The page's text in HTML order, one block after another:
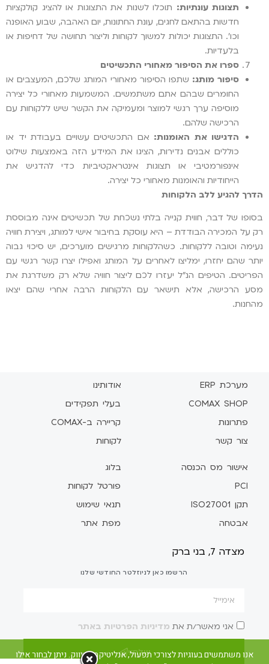
תצוגות עונתיות: תוכלו לשנות את התצוגות או להציג קולקציות
חדשות בהתאם לחגים, עונת החתונות, יום האהבה, שבוע האופנה
וכו'. התצוגות יכולות למשוך לקוחות וליצור תחושה של דחיפות או
בלעדיות.
ספרו את הסיפור מאחורי התכשיטים
סיפור מותג: שתפו הסיפור מאחורי המותג שלכם, המעצבים או
החומרים שבהם אתם משתמשים. המשמעות מאחורי כל יצירה
מוסיפה ערך רגשי למוצר ומעמיקה את הקשר שיש ללקוחות עם
הרכישה שלהם.
הדגישו את האומנות: אם התכשיטים עשויים בעבודת יד או
כוללים אבנים נדירות, הציגו את המידע הזה באמצעות שילוט
אינפורמטיבי או תצוגות אינטראקטיביות כדי להדגיש את
הייחודיות והאומנות מאחורי כל יצירה.
הדרך להגיע ללב הלקוחות
בסופו של דבר, חווית קנייה בלתי נשכחת של תכשיטים אינה מבוססת
רק על המכירה הבודדת – היא עוסקת בחיבור אישי למותג, ויצירת חוויה
נעימה וטובה ללקוחות. כשהלקוחות מרגישים מוערכים, יש סיכוי גבוה
יותר שהם יחזרו, ימליצו לאחרים על המותג ואפילו יצרו קשר רגשי עם
הפריטים. הטיפים הנ"ל יעזרו לכם ליצור חוויה שלא רק משדרגת את
מסע הרכישה, אלא תישאר עם הלקוחות הרבה אחרי שהם יצאו
מהחנות.
מערכת ERP
COMAX SHOP
פתרונות
צור קשר
אודותינו
בעלי תפקידים
קריירה ב-COMAX
לקוחות
אישור מס הכנסה
PCI
תקן ISO27001
אבטחה
בלוג
פורטל לקוחות
תנאי שימוש
מפת אתר
מצדה 7, בני ברק
הרשמו כאן לניוזלטר החודשי שלנו
אני מאשר/ת את מדיניות הפרטיות באתר
שלח/י
אנו משתמשים בעוגיות לצורכי תפעול, אנליטיקה ושיווק. ניתן לבחור אילו